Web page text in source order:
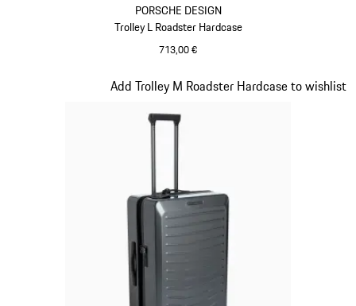
PORSCHE DESIGN
Trolley L Roadster Hardcase
713,00 €
Add Trolley M Roadster Hardcase to wishlist